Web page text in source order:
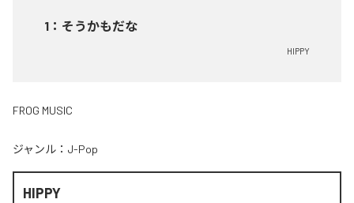
1 ： そうかもだな
HIPPY
FROG MUSIC
ジャンル： J-Pop
HIPPY